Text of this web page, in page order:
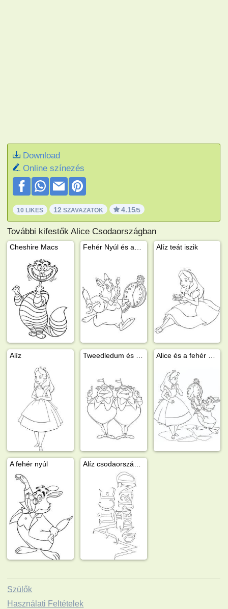
Download
Online színezés
10 LIKES 12 SZAVAZATOK 4.15/5
További kifestők Alice Csodaországban
Cheshire Macs Alíz teát iszik
Alíz
A fehér nyúl
Szülők
Használati Feltételek